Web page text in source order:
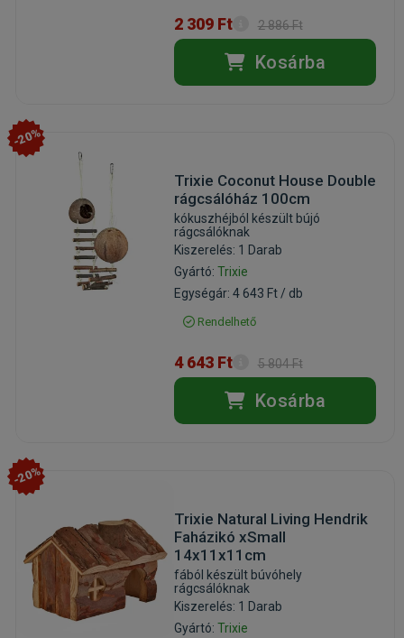
2 309 Ft 2 886 Ft
Kosárba
-20%
Trixie Coconut House Double
rágcsálóház 100cm
kókuszhéjból készült bújó
rágcsálóknak
Kiszerelés: 1 Darab
Gyártó: Trixie
Egységár: 4 643 Ft / db
Rendelhető
4 643 Ft 5 804 Ft
Kosárba
-20%
Trixie Natural Living Hendrik
Faházikó xSmall
14x11x11cm
fából készült búvóhely
rágcsálóknak
Kiszerelés: 1 Darab
Gyártó: Trixie